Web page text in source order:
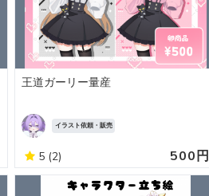
王道ガーリー量産
イラスト依頼・販売
5 (2) 500円